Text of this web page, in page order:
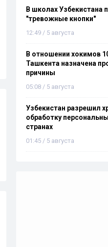
В школах Узбекистана
"тревожные кнопки"
12:49 / 5 августа
В отношении хокимов
Ташкента назначена
причины
05:08 / 5 августа
Узбекистан разрешил
обработку
странах
01:45 / 5 августа